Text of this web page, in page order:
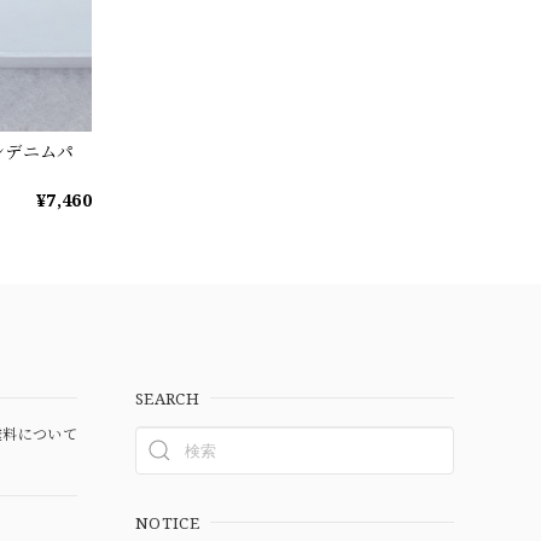
ニムパ
¥7,460
について
SEARCH
NOTICE